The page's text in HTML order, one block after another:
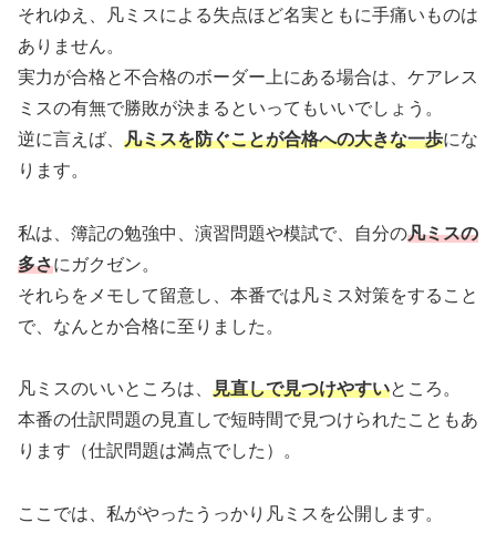
それゆえ、凡ミスによる失点ほど名実ともに手痛いものは
ありません。
実力が合格と不合格のボーダー上にある場合は、ケアレス
ミスの有無で勝敗が決まるといってもいいでしょう。
逆に言えば、 凡ミスを防ぐことが合格への大きな一歩にな
ります。
私は、簿記の勉強中、演習問題や模試で、自分の凡ミスの
多さにガクゼン。
それらをメモして留意し、本番では凡ミス対策をすること
で、なんとか合格に至りました。
凡ミスのいいところは、 見直しで見つけやすいところ。
本番の仕訳問題の見直しで短時間で見つけられたこともあ
ります（仕訳問題は満点でした）。
ここでは、私がやったうっかり凡ミスを公開します。